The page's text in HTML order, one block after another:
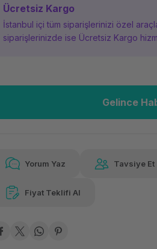
Ücretsiz Kargo
İstanbul içi tüm siparişlerinizi özel
siparişlerinizde ise Ücretsiz Kargo
7.347,13 TL
Gelince
Yorum Yaz Tavsiye Et
Fiyat Teklifi Al